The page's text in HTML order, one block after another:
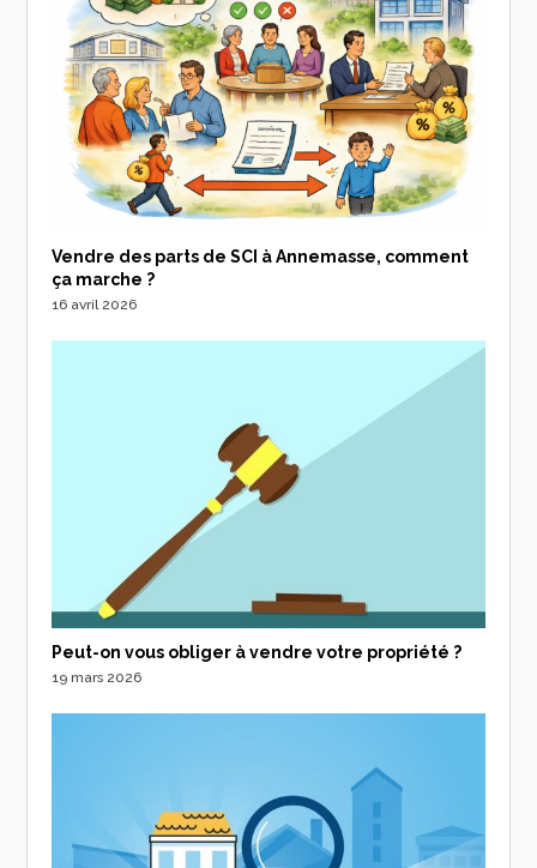
Vendre des parts de SCI à Annemasse, comment
ça marche ?
16 avril 2026
Peut-on vous obliger à vendre votre propriété ?
19 mars 2026